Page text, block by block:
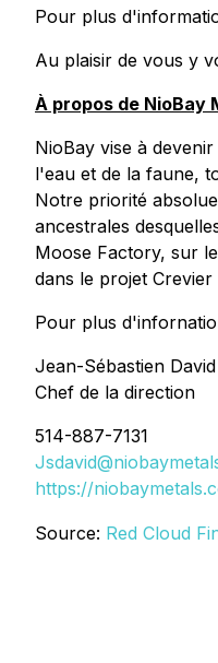
Pour plus
Au plaisir de vous y
À propos de NioBay
NioBay vise à
l'eau et de la faune,
Notre priorité
ancestrales
Moose Factory, sur
dans le projet
Pour plus
Jean-Sébastien David
Chef de la direction
514-887-7131
https://
Source: Red Cloud